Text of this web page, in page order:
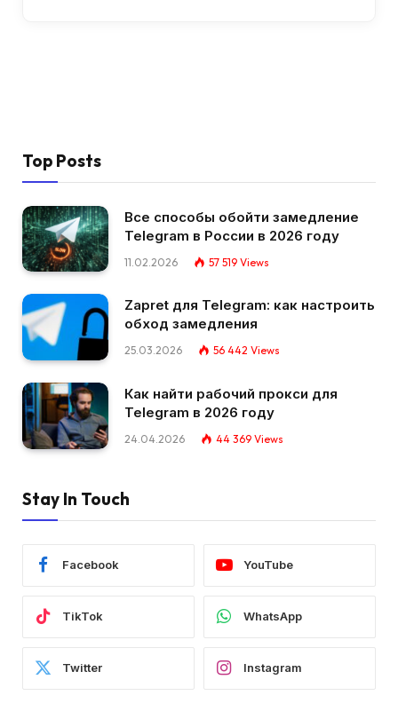
Top Posts
Все способы обойти замедление
Telegram в России в 2026 году
11.02.2026 57 519 Views
Zapret для Telegram: как настроить
обход замедления
25.03.2026 56 442 Views
Как найти рабочий прокси для
Telegram в 2026 году
24.04.2026 44 369 Views
Stay In Touch
Facebook YouTube
TikTok WhatsApp
Twitter Instagram